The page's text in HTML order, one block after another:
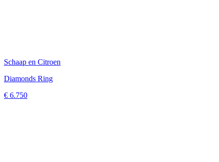
Schaap en Citroen
Diamonds Ring
€ 6.750